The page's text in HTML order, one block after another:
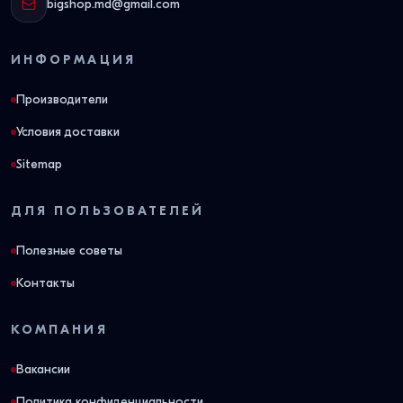
восстанавливают первоначальную форму.
матрасы в нашем каталоге оснащены плотным
боковым защитным усилением из жесткого
и деформации, когда вы садитесь на кровать или
bigshop.md@gmail.com
ИНФОРМАЦИЯ
Производители
Условия доставки
Sitemap
ДЛЯ ПОЛЬЗОВАТЕЛЕЙ
Полезные советы
Контакты
КОМПАНИЯ
Вакансии